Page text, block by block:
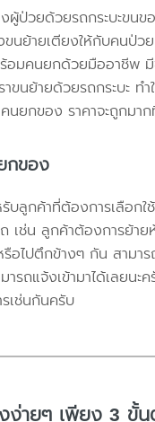
ผู้ป่วยด้วยรถกระบะขน
นย้ายเตียงให้กับคนป่วย
อมคนยกด้วยมืออาชีพ มี
ขนย้ายด้วยรถกระบะ ทำ
นยกของ ราคาจะถูกมา
กของ
รับลูกค้าที่ต้องการเลือก
เช่น ลูกค้าต้องการย้า
อไปตึกข้างๆ กัน สามาร
ารถแจ้งเข้ามาได้เลยนะ
เช่นกันครับ
ง่ายๆ เพียง 3 ขั้